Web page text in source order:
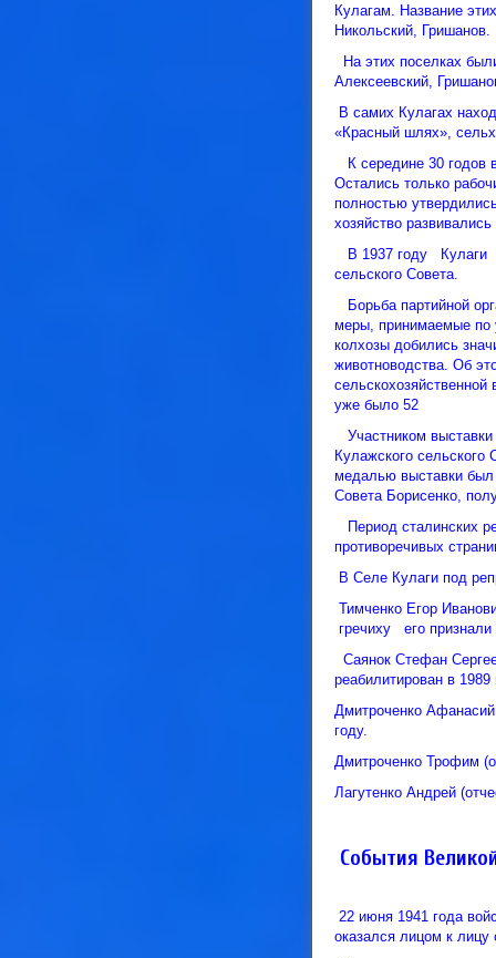
Кулагам. Название
Никольский,
На этих поселках
Алексеевский,
В самих Кулагах
«Красный шлях»,
К середине 30 годов
Остались только
полностью
хозяйство
В 1937 году Кулаги
сельского Совета.
Борьба партийной
меры, принимаемые по
колхозы добились
животноводства. Об
уже было 52
Участником
Кулажского сельского
медалью выставки был
Совета Борисенко,
Период сталинских
противоречивых
В Селе Кулаги под
Тимченко Егор
гречиху его признали
Саянок Стефан
реабилитирован в 1989
Дмитроченко
году.
Дмитроченко Трофим
Лагутенко Андрей
События
22 июня 1941 года
оказался лицом к